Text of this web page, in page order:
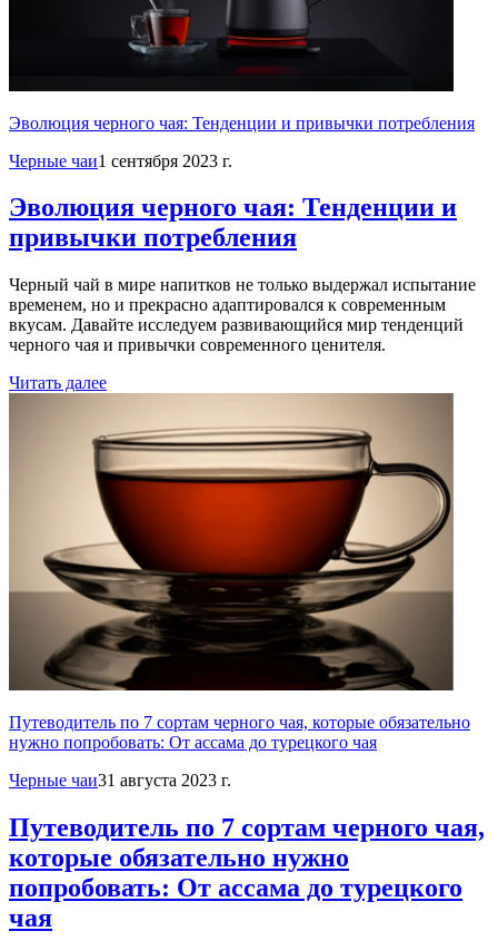
Эволюция черного чая: Тенденции и привычки потребления
Черные чаи1 сентября 2023 г.
Эволюция черного чая: Тенденции и
привычки потребления
Черный чай в мире напитков не только выдержал испытание
временем, но и прекрасно адаптировался к современным
вкусам. Давайте исследуем развивающийся мир тенденций
черного чая и привычки современного ценителя.
Читать далее
Путеводитель по 7 сортам черного чая, которые обязательно
нужно попробовать: От ассама до турецкого чая
Черные чаи31 августа 2023 г.
Путеводитель по 7 сортам черного чая,
которые обязательно нужно
попробовать: От ассама до турецкого
чая